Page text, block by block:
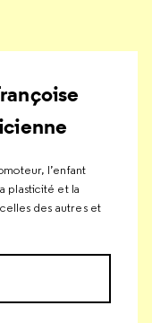
l’enfant
plasticité et la
des autres et